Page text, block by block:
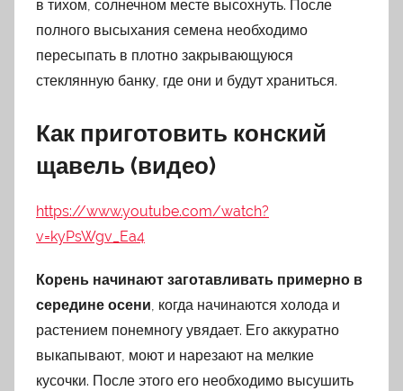
в тихом, солнечном месте высохнуть. После
полного высыхания семена необходимо
пересыпать в плотно закрывающуюся
стеклянную банку, где они и будут храниться.
Как приготовить конский
щавель (видео)
https://www.youtube.com/watch?
v=kyPsWgv_Ea4
Корень начинают заготавливать примерно в
середине осени, когда начинаются холода и
растением понемногу увядает. Его аккуратно
выкапывают, моют и нарезают на мелкие
кусочки. После этого его необходимо высушить